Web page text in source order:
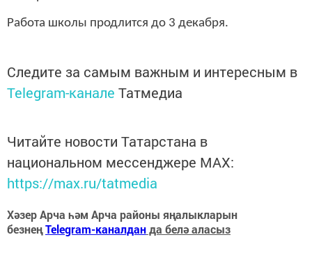
Работа школы продлится до 3 декабря.
Следите за самым важным и интересным в
Telegram-канале Татмедиа
Читайте новости Татарстана в
национальном мессенджере MАХ:
https://max.ru/tatmedia
Хәзер Арча һәм Арча районы яңалыкларын
безнеңTelegram-каналданда белә аласыз